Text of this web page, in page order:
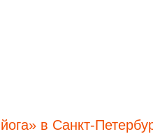
в Санкт-